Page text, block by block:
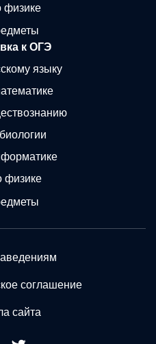
физике
к ОГЭ
языку
физике
соглашение
сайта